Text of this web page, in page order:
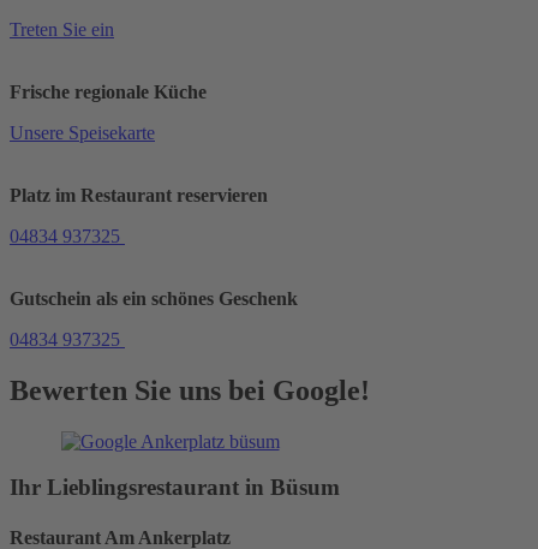
Treten Sie ein
Frische regionale Küche
Unsere Speisekarte
Platz im Restaurant reservieren
04834 937325
Gutschein als ein schönes Geschenk
04834 937325
Bewerten Sie uns bei Google!
Ihr Lieblingsrestaurant in Büsum
Restaurant Am Ankerplatz